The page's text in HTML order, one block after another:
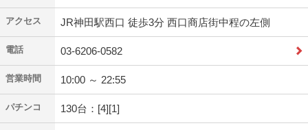
アクセス JR神田駅西口 徒歩3分 西口商店街中程の左側
電話 03-6206-0582
営業時間 10:00 ～ 22:55
パチンコ 130台：[4][1]